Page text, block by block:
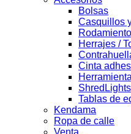
Bolsas
Casquillos
Herrajes /
Cinta
Herramienta
ShredLights
Tablas de
Kendama
Ropa de calle
Venta